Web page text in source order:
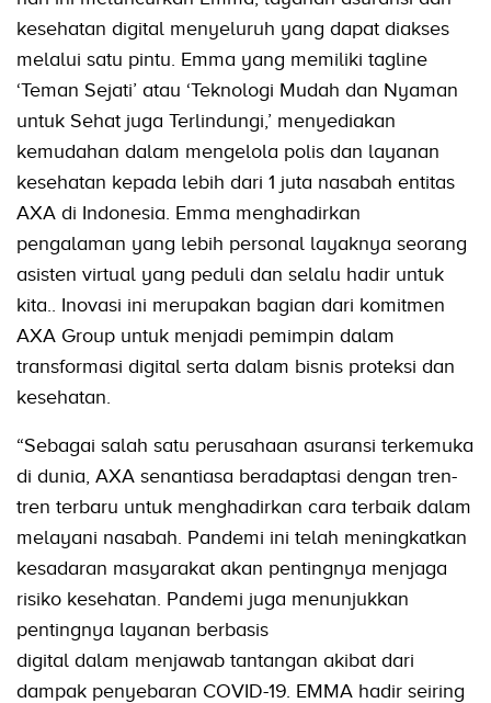
kesehatan digital menyeluruh yang dapat diakses
melalui satu pintu. Emma yang memiliki tagline
‘Teman Sejati’ atau ‘Teknologi Mudah dan Nyaman
untuk Sehat juga Terlindungi,’ menyediakan
kemudahan dalam mengelola polis dan layanan
kesehatan kepada lebih dari 1 juta nasabah entitas
AXA di Indonesia. Emma menghadirkan
pengalaman yang lebih personal layaknya seorang
asisten virtual yang peduli dan selalu hadir untuk
kita.. Inovasi ini merupakan bagian dari komitmen
AXA Group untuk menjadi pemimpin dalam
transformasi digital serta dalam bisnis proteksi dan
kesehatan.
“Sebagai salah satu perusahaan asuransi terkemuka
di dunia, AXA senantiasa beradaptasi dengan tren-
tren terbaru untuk menghadirkan cara terbaik dalam
melayani nasabah. Pandemi ini telah meningkatkan
kesadaran masyarakat akan pentingnya menjaga
risiko kesehatan. Pandemi juga menunjukkan
pentingnya layanan berbasis
digital dalam menjawab tantangan akibat dari
dampak penyebaran COVID-19. EMMA hadir seiring